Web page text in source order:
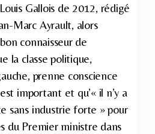
Gallois de 2012, rédigé
Marc Ayrault, alors
connaisseur de
la classe politique,
prenne conscience
important et qu’« il n’y a
sans industrie forte » pour
du Premier ministre dans